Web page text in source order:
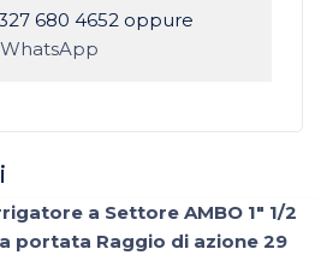
680 4652 oppure
WhatsApp
a Settore AMBO 1" 1/2
portata Raggio di azione 29